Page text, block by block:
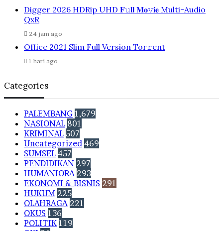
Digger 2026 HDRip UHD 𝐅𝚞𝐥𝐥 𝐌𝐨𝚟𝐢𝐞 Multi-Audio
QxR
24 jam ago
Office 2021 Slim Full Version Tor𝚛ent
1 hari ago
Categories
PALEMBANG 1,679
NASIONAL 801
KRIMINAL 507
Uncategorized 469
SUMSEL 457
PENDIDIKAN 297
HUMANIORA 293
EKONOMI & BISNIS 291
HUKUM 225
OLAHRAGA 221
OKUS 136
POLITIK 119